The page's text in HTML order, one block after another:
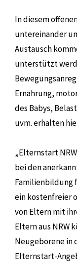
In diesem
untereinander
Austausch
unterstützt
Ernährung,
des Babys,
uvm. erhalten
„Elternstart
bei den
Familienbildung
ein kostenfreier
von Eltern mit
Eltern aus NRW
Neugeborene in
Elternstart-